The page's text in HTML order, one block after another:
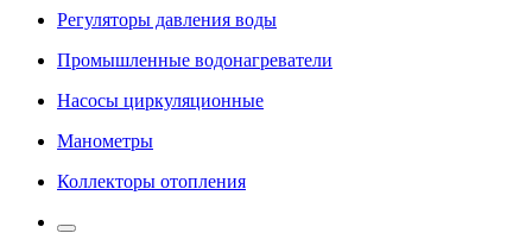
Регуляторы давления воды
Промышленные водонагреватели
Насосы циркуляционные
Манометры
Коллекторы отопления